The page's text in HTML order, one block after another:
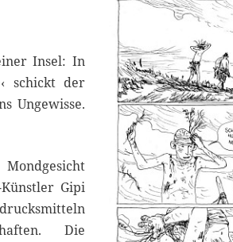
k
b
e
r
2
0
8
Insel: In
schickt der
Ungewisse.
Gipi
Die